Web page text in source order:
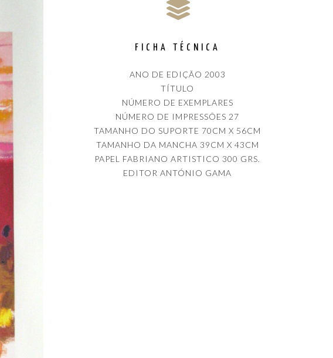
FICHA TÉCNICA
ANO DE EDIÇÃO 2003
TÍTULO
NÚMERO DE EXEMPLARES
NÚMERO DE IMPRESSÕES 27
TAMANHO DO SUPORTE 70CM X 56CM
TAMANHO DA MANCHA 39CM X 43CM
PAPEL FABRIANO ARTISTICO 300 GRS.
EDITOR ANTÓNIO GAMA